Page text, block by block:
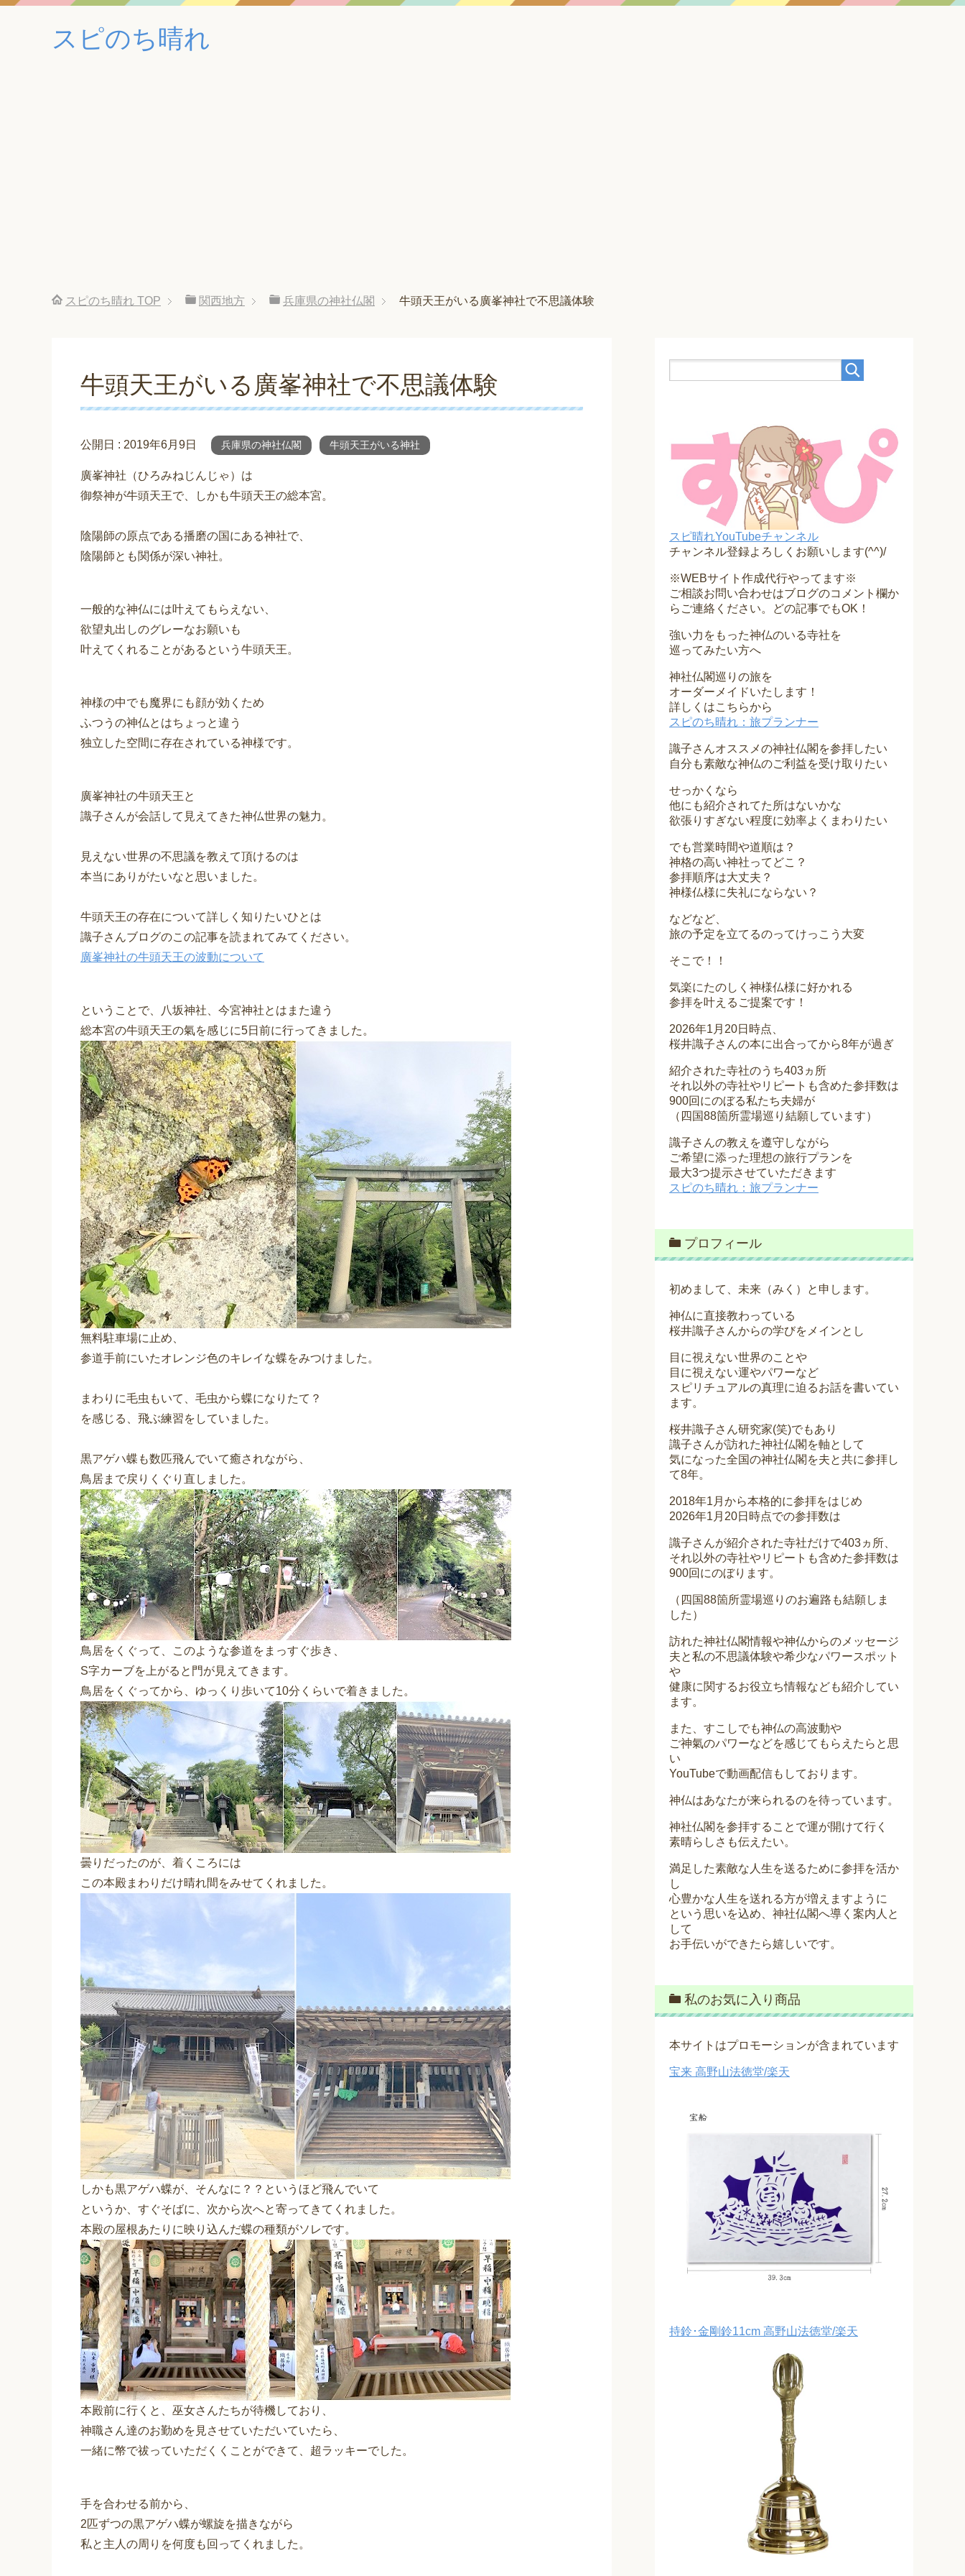
スピのち晴れ
スピのち晴れ TOP 関西地方 兵庫県の神社仏閣 牛頭天王がいる廣峯神社で不思議体験
牛頭天王がいる廣峯神社で不思議体験
公開日 : 2019年6月9日 兵庫県の神社仏閣 牛頭天王がいる神社
廣峯神社（ひろみねじんじゃ）は
御祭神が牛頭天王で、しかも牛頭天王の総本宮。
陰陽師の原点である播磨の国にある神社で、
陰陽師とも関係が深い神社。
一般的な神仏には叶えてもらえない、
欲望丸出しのグレーなお願いも
叶えてくれることがあるという牛頭天王。
神様の中でも魔界にも顔が効くため
ふつうの神仏とはちょっと違う
独立した空間に存在されている神様です。
廣峯神社の牛頭天王と
識子さんが会話して見えてきた神仏世界の魅力。
見えない世界の不思議を教えて頂けるのは
本当にありがたいなと思いました。
牛頭天王の存在について詳しく知りたいひとは
識子さんブログのこの記事を読まれてみてください。
廣峯神社の牛頭天王の波動について
ということで、八坂神社、今宮神社とはまた違う
総本宮の牛頭天王の氣を感じに5日前に行ってきました。
無料駐車場に止め、
参道手前にいたオレンジ色のキレイな蝶をみつけました。
まわりに毛虫もいて、毛虫から蝶になりたて？
を感じる、飛ぶ練習をしていました。
黒アゲハ蝶も数匹飛んでいて癒されながら、
鳥居まで戻りくぐり直しました。
鳥居をくぐって、このような参道をまっすぐ歩き、
S字カーブを上がると門が見えてきます。
鳥居をくぐってから、ゆっくり歩いて10分くらいで着きました。
曇りだったのが、着くころには
この本殿まわりだけ晴れ間をみせてくれました。
しかも黒アゲハ蝶が、そんなに？？というほど飛んでいて
というか、すぐそばに、次から次へと寄ってきてくれました。
本殿の屋根あたりに映り込んだ蝶の種類がソレです。
本殿前に行くと、巫女さんたちが待機しており、
神職さん達のお勤めを見させていただいていたら、
一緒に幣で祓っていただくくことができて、超ラッキーでした。
手を合わせる前から、
2匹ずつの黒アゲハ蝶が螺旋を描きながら
私と主人の周りを何度も回ってくれました。
スピ晴れYouTubeチャンネル
チャンネル登録よろしくお願いします(^^)/
※WEBサイト作成代行やってます※
ご相談お問い合わせはブログのコメント欄か
らご連絡ください。どの記事でもOK！
強い力をもった神仏のいる寺社を
巡ってみたい方へ
神社仏閣巡りの旅を
オーダーメイドいたします！
詳しくはこちらから
スピのち晴れ：旅プランナー
識子さんオススメの神社仏閣を参拝したい
自分も素敵な神仏のご利益を受け取りたい
せっかくなら
他にも紹介されてた所はないかな
欲張りすぎない程度に効率よくまわりたい
でも営業時間や道順は？
神格の高い神社ってどこ？
参拝順序は大丈夫？
神様仏様に失礼にならない？
などなど、
旅の予定を立てるのってけっこう大変
そこで！！
気楽にたのしく神様仏様に好かれる
参拝を叶えるご提案です！
2026年1月20日時点、
桜井識子さんの本に出合ってから8年が過ぎ
紹介された寺社のうち403ヵ所
それ以外の寺社やリピートも含めた参拝数は
900回にのぼる私たち夫婦が
（四国88箇所霊場巡り結願しています）
識子さんの教えを遵守しながら
ご希望に添った理想の旅行プランを
最大3つ提示させていただきます
スピのち晴れ：旅プランナー
プロフィール
初めまして、未来（みく）と申します。
神仏に直接教わっている
桜井識子さんからの学びをメインとし
目に視えない世界のことや
目に視えない運やパワーなど
スピリチュアルの真理に迫るお話を書いてい
ます。
桜井識子さん研究家(笑)でもあり
識子さんが訪れた神社仏閣を軸として
気になった全国の神社仏閣を夫と共に参拝し
て8年。
2018年1月から本格的に参拝をはじめ
2026年1月20日時点での参拝数は
識子さんが紹介された寺社だけで403ヵ所、
それ以外の寺社やリピートも含めた参拝数は
900回にのぼります。
（四国88箇所霊場巡りのお遍路も結願しま
した）
訪れた神社仏閣情報や神仏からのメッセージ
夫と私の不思議体験や希少なパワースポット
や
健康に関するお役立ち情報なども紹介してい
ます。
また、すこしでも神仏の高波動や
ご神氣のパワーなどを感じてもらえたらと思
い
YouTubeで動画配信もしております。
神仏はあなたが来られるのを待っています。
神社仏閣を参拝することで運が開けて行く
素晴らしさも伝えたい。
満足した素敵な人生を送るために参拝を活か
し
心豊かな人生を送れる方が増えますように
という思いを込め、神社仏閣へ導く案内人と
して
お手伝いができたら嬉しいです。
私のお気に入り商品
本サイトはプロモーションが含まれています
宝来 高野山法徳堂/楽天
持鈴･金剛鈴11cm 高野山法徳堂/楽天